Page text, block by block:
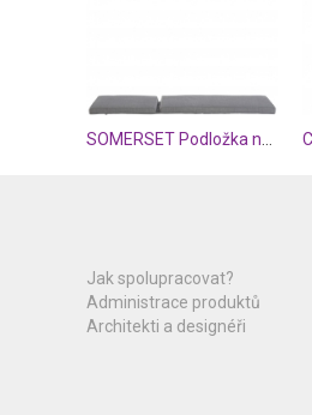
Jak spolupracovat?
Administrace produktů
Architekti a designéři